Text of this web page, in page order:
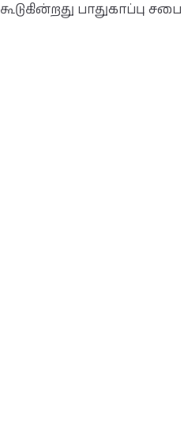
கூடுகின்றது பாதுகாப்பு சபை